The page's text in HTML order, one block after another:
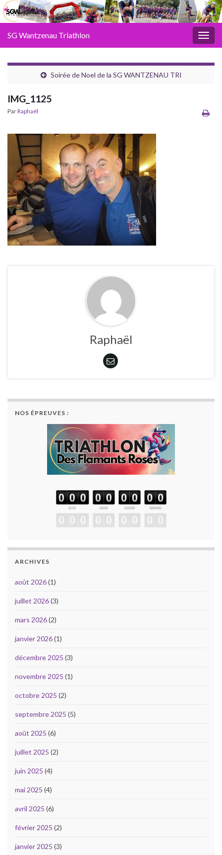
SG Wantzenau Triathlon
Soirée de Noel de la SG WANTZENAU TRI
IMG_1125
ParRaphaël
Raphaël
NOS ÉPREUVES :
ARCHIVES
août 2026(1)
juillet 2026(3)
mars 2026(2)
janvier 2026(1)
décembre 2025 (3)
novembre 2025 (1)
octobre 2025 (2)
septembre 2025 (5)
août 2025 (6)
juillet 2025 (2)
juin 2025 (4)
mai 2025 (4)
avril 2025 (6)
février 2025 (2)
janvier 2025 (3)